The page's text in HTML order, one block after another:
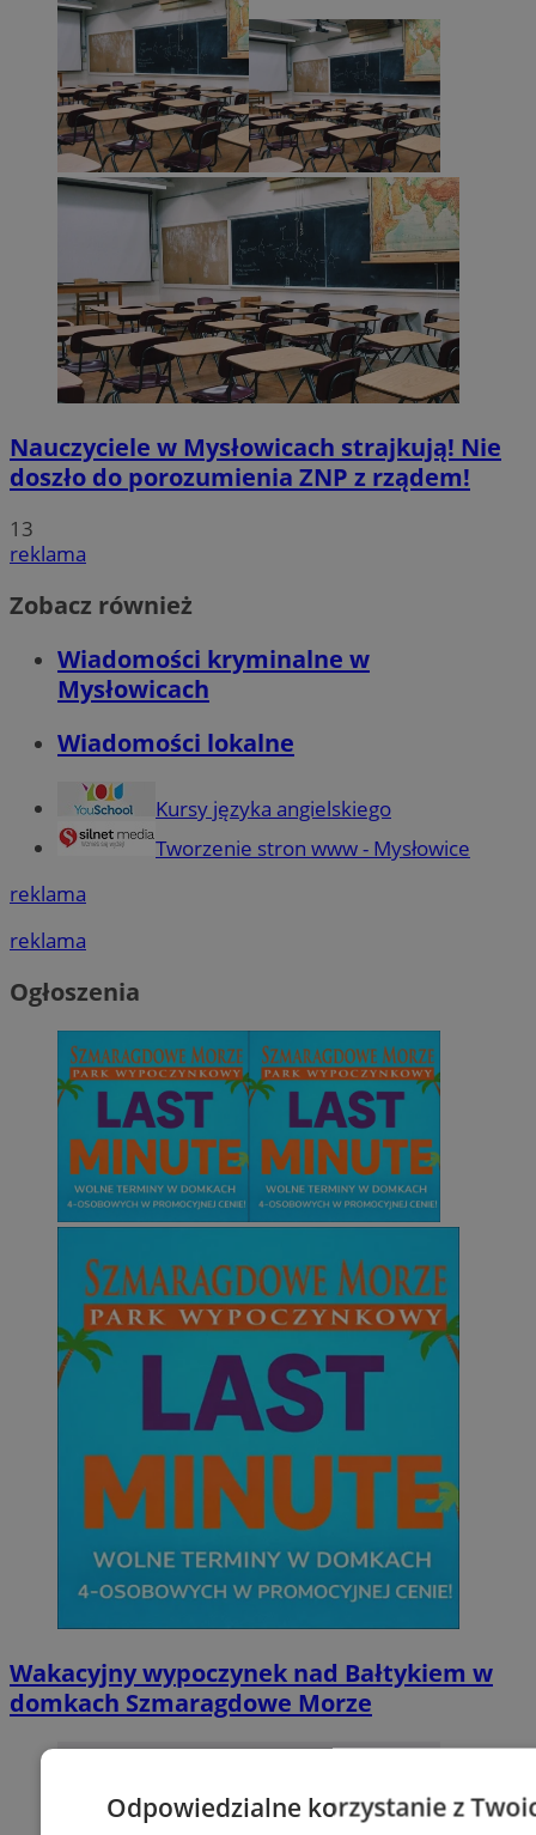
Nauczyciele w Mysłowicach strajkują! Nie
doszło do porozumienia ZNP z rządem!
13
reklama
Zobacz również
Wiadomości kryminalne w
Mysłowicach
Wiadomości lokalne
Kursy języka angielskiego
Tworzenie stron www - Mysłowice
reklama
reklama
Ogłoszenia
Wakacyjny wypoczynek nad Bałtykiem w
domkach Szmaragdowe Morze
Odpowiedzialne korzystanie z